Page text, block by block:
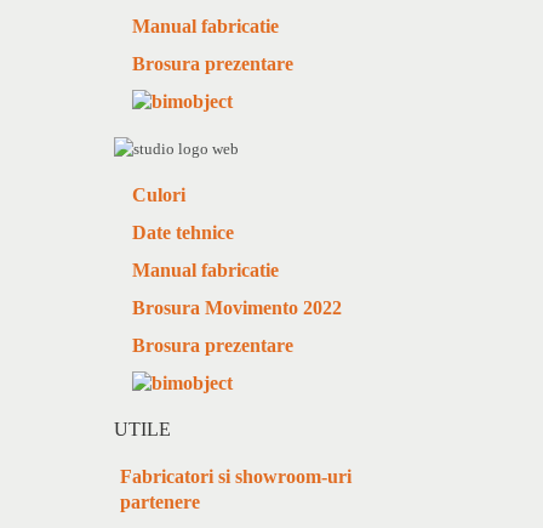
Manual fabricatie
Brosura prezentare
Culori
Date tehnice
Manual fabricatie
Brosura Movimento 2022
Brosura prezentare
UTILE
Fabricatori si showroom-uri
partenere